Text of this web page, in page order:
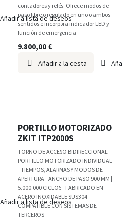
Añadir a lista de deseos
contadores y relés. Ofrece modos de
paso libre o regulado en uno o ambos
sentidos e incorpora indicador LED y
función de emergencia
9.800,00€
Añadir a la cesta
Añadir a lista de deseos
PORTILLO MOTORIZADO
ZKIT ITP2000S
TORNO DE ACCESO BIDIRECCIONAL -
PORTILLO MOTORIZADO INDIVIDUAL
- TIEMPOS, ALARMAS Y MODOS DE
APERTURA - ANCHO DE PASO 900 MM |
5.000.000 CICLOS - FABRICADO EN
ACERO INOXIDABLE SUS304 -
COMPATIBLE CON SISTEMAS DE
TERCEROS